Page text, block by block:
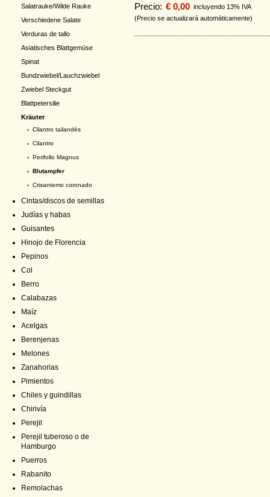
Salatrauke/Wilde Rauke
Verschiedene Salate
Verduras de tallo
Asiatisches Blattgemüse
Spinat
Bundzwiebel/Lauchzwiebel
Zwiebel Steckgut
Blattpetersilie
Kräuter
› Cilantro tailandés
› Cilantro
› Perifollo Magnus
› Blutampfer
› Crisantemo coronado
Cintas/discos de semillas
Judías y habas
Guisantes
Hinojo de Florencia
Pepinos
Col
Berro
Calabazas
Maíz
Acelgas
Berenjenas
Melones
Zanahorias
Pimientos
Chiles y guindillas
Chirivía
Perejil
Perejil tuberoso o de
Hamburgo
Puerros
Rabanito
Remolachas
Precio: € 0,00 incluyendo 13% IVA
(Precio se actualizará automáticamente)